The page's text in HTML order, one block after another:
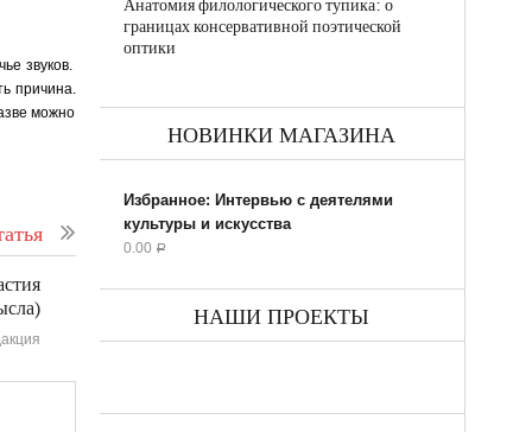
звуков.
причина.
можно
Анатомия филологического тупика: о
границах консервативной поэтической
оптики
НОВИНКИ МАГАЗИНА
Избранное: Интервью с деятелями
культуры и искусства
0.00 Р
НАШИ ПРОЕКТЫ